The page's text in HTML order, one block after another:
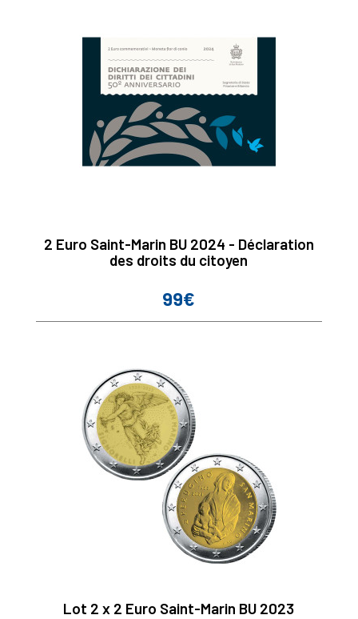
2 Euro Saint-Marin BU 2024 - Déclaration
des droits du citoyen
Prix
99€
Lot 2 x 2 Euro Saint-Marin BU 2023